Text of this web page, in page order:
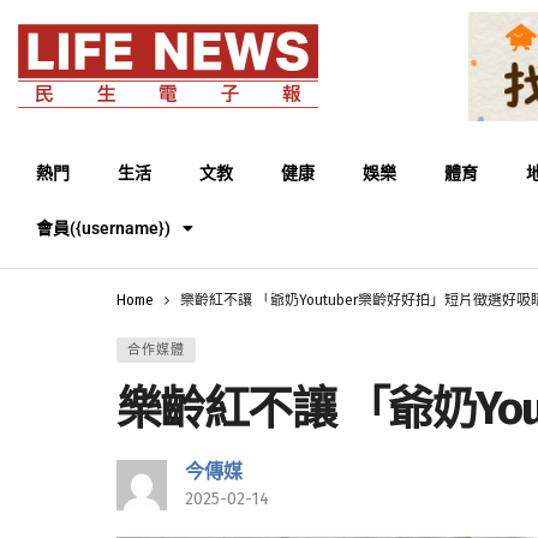
熱門 生活 文教 健康 娛樂 體育
會員({username})
Home 樂齡紅不讓 「爺奶Youtuber樂齡好好拍」短片徵選好吸
合作媒體
樂齡紅不讓 「爺奶
今傳媒
2025-02-14